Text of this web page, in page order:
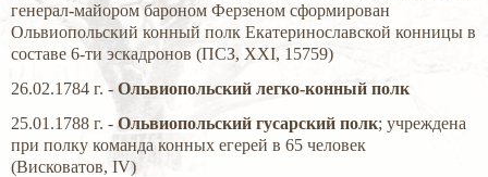
генерал-майором бароном Ферзеном сформирован
Ольвиопольский конный полк Екатеринославской конницы в
составе 6-ти эскадронов (ПСЗ, XXI, 15759)
26.02.1784 г. - Ольвиопольский легко-конный полк
25.01.1788 г. - Ольвиопольский гусарский полк; учреждена
при полку команда конных егерей в 65 человек
(Висковатов, IV)